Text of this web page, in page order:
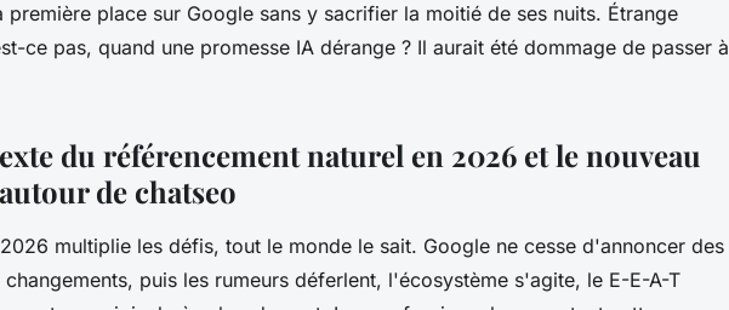
première place sur Google sans y sacrifier la moitié de ses nuits. Étrange
ce pas, quand une promesse IA dérange ? Il aurait été dommage de passer à
du référencement naturel en 2026 et le nouveau
de chatseo
2026 multiplie les défis, tout le monde le sait. Google ne cesse d'annoncer des
changements, puis les rumeurs déferlent, l'écosystème s'agite, le E-E-A-T